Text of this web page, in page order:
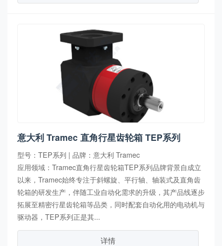
意大利 Tramec 直角行星齿轮箱 TEP系列
型号：TEP系列 | 品牌：意大利 Tramec
应用领域：Tramec直角行星齿轮箱TEP系列品牌背景自成立
以来，Tramec始终专注于斜螺旋、平行轴、轴装式及直角齿
轮箱的研发生产，伴随工业自动化需求的升级，其产品线逐步
拓展至精密行星齿轮箱等品类，同时配套自动化用的电动机与
驱动器，TEP系列正是其...
详情